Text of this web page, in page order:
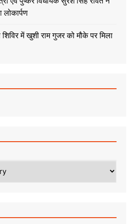
लोकार्पण
में खुशी राम गुजर को मौके पर मिला